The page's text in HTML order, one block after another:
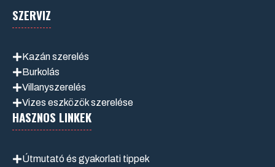
SZERVIZ
Kazán szerelés
Burkolás
Villanyszerelés
Vizes eszközök szerelése
HASZNOS LINKEK
Útmutató és gyakorlati tippek